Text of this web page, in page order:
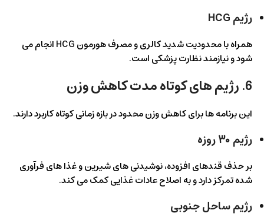
رژیم HCG
همراه با محدودیت شدید کالری و مصرف هورمون HCG انجام می
شود و نیازمند نظارت پزشکی است.
6. رژیم های کوتاه مدت کاهش وزن
این برنامه ها برای کاهش وزن محدود در بازه زمانی کوتاه کاربرد دارند.
رژیم ۳۰ روزه
بر حذف قندهای افزوده، نوشیدنی های شیرین و غذا های فرآوری
شده تمرکز دارد و به اصلاح عادات غذایی کمک می کند.
رژیم ساحل جنوبی